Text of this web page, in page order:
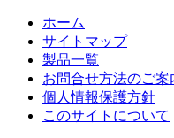
ホーム
サイトマップ
製品一覧
お問合せ方法のご案
個人情報保護方針
このサイトについて